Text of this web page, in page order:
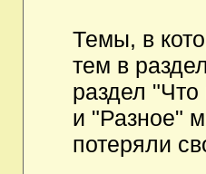
Темы, в
тем в
раздел
и "Разное"
потеряли